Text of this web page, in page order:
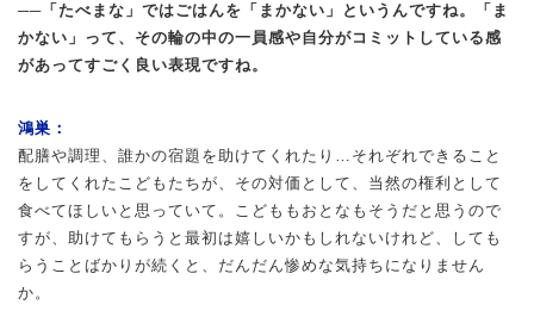
──「たべまな」ではごはんを「まかない」というんですね。「ま
かない」って、その輪の中の一員感や自分がコミットしている感
があってすごく良い表現ですね。
鴻巣：
配膳や調理、誰かの宿題を助けてくれたり…それぞれできること
をしてくれたこどもたちが、その対価として、当然の権利として
食べてほしいと思っていて。こどももおとなもそうだと思うので
すが、助けてもらうと最初は嬉しいかもしれないけれど、しても
らうことばかりが続くと、だんだん惨めな気持ちになりません
か。